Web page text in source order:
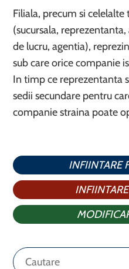
Filiala, precum si
(sucursala,
de lucru, agentia),
sub care orice companie
In timp ce reprezentanta
sedii secundare pentru
companie straina poate
INFIINTARE
Caută